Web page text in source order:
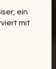
ein
mit